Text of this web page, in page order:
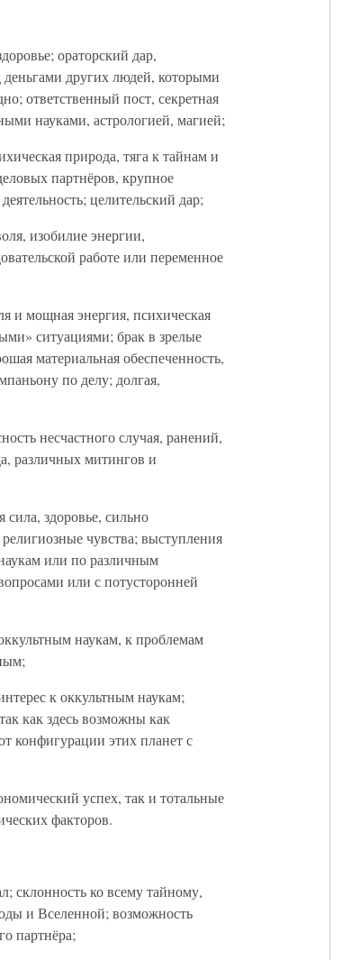
ораторский дар,
других людей, которыми
ответственный пост, секретная
науками, астрологией, магией;
природа, тяга к тайнам и
партнёров, крупное
целительский дар;
изобилие энергии,
работе или переменное
и мощная энергия, психическая
ситуациями; брак в зрелые
материальная обеспеченность,
по делу; долгая,
несчастного случая, ранений,
различных митингов и
сила, здоровье, сильно
чувства; выступления
или по различным
или с потусторонней
наукам, к проблемам
к оккультным наукам;
как здесь возможны как
конфигурации этих планет с
успех, так и тотальные
факторов.
склонность ко всему тайному,
и Вселенной; возможность
партнёра;